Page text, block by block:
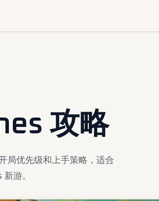
攻略
局优先级和上手策略，适合
游。